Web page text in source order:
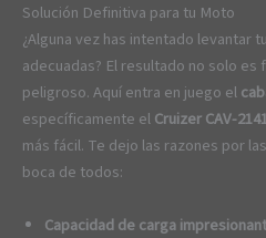
Solución Definitiva para tu Moto
¿Alguna vez has intentado levantar
adecuadas? El resultado no solo
peligroso. Aquí entra en juego el
específicamente elCruizer CAV-
más fácil. Te dejo las razones por
boca de todos:
Capacidad de carga